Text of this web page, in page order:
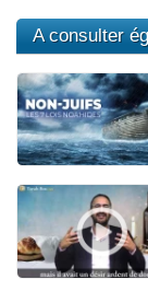
A consulter